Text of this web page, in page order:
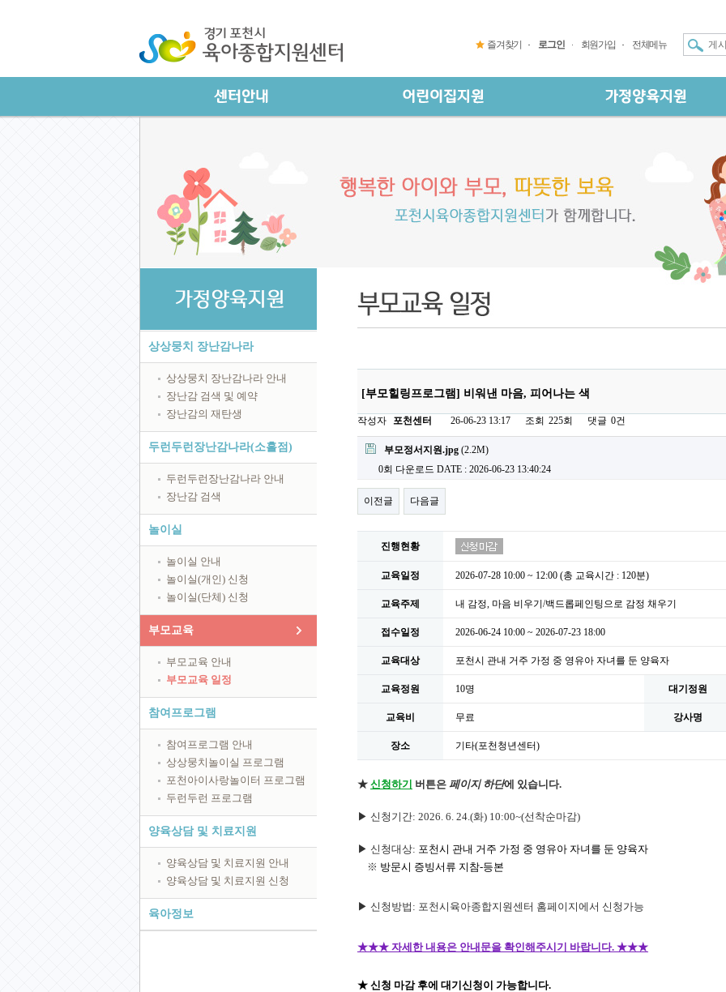
즐겨찾기 로그인 회원가입 전체메뉴
상상뭉치 장난감나라
상상뭉치 장난감나라 안내
장난감 검색 및 예약
장난감의 재탄생
두런두런장난감나라(소흘점)
두런두런장난감나라 안내
장난감 검색
놀이실
놀이실 안내
놀이실(개인) 신청
놀이실(단체) 신청
부모교육
부모교육 안내
부모교육 일정
참여프로그램
참여프로그램 안내
상상뭉치놀이실 프로그램
포천아이사랑놀이터 프로그램
두런두런 프로그램
양육상담 및 치료지원
양육상담 및 치료지원 안내
양육상담 및 치료지원 신청
육아정보
[부모힐링프로그램] 비워낸 마음, 피어나는 색
작성자 포천센터 26-06-23 13:17 조회 225회 댓글 0건
첨부파일
부모정서지원.jpg (2.2M)
0회 다운로드 DATE : 2026-06-23 13:40:24
이전글 다음글
진행현황
교육일정 2026-07-28 10:00 ~ 12:00 (총 교육시간 : 120분)
교육주제 내 감정, 마음 비우기/백드롭페인팅으로 감정 채우기
접수일정 2026-06-24 10:00 ~ 2026-07-23 18:00
교육대상 포천시 관내 거주 가정 중 영유아 자녀를 둔 양육자
교육정원 10명 대기정원
교육비 무료 강사명
장소 기타(포천청년센터)
★ 신청하기 버튼은 페이지 하단에 있습니다.
▶ 신청기간: 2026. 6. 24.(화) 10:00~(선착순마감)
▶ 신청대상: 포천시 관내 거주 가정 중 영유아 자녀를 둔 양육자
※ 방문시 증빙서류 지참-등본
▶ 신청방법: 포천시육아종합지원센터 홈페이지에서 신청가능
★★★ 자세한 내용은 안내문을 확인해주시기 바랍니다. ★★★
★ 신청 마감 후에 대기신청이 가능합니다.